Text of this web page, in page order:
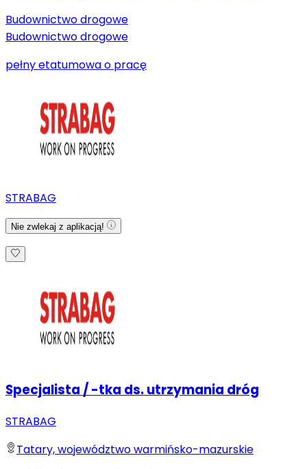
Budownictwo drogowe
Budownictwo drogowe
pełny etatumowa o pracę
STRABAG
Nie zwlekaj z aplikacją!
Specjalista / -tka ds. utrzymania dróg
STRABAG
Tatary, województwo warmińsko-mazurskie